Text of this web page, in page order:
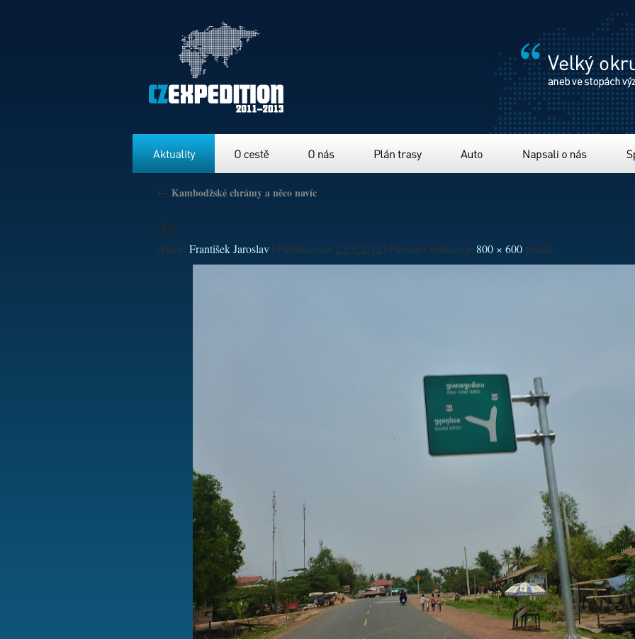
← Kambodžské chrámy a něco navíc
31
Autor: František Jaroslav | Publikováno 27.5.2012 | Původní velikost je 800 × 600 pixelů